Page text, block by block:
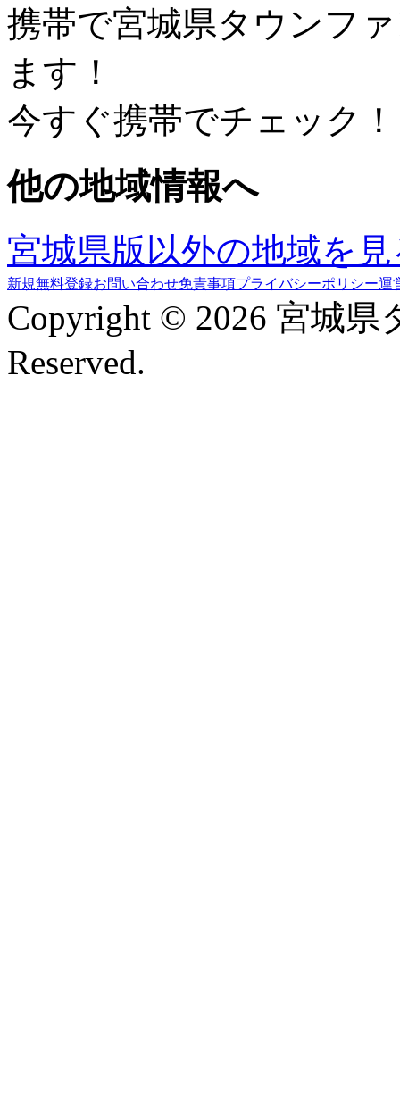
携帯で宮城県タウンフ
ます！
今すぐ携帯でチェック！
他の地域情報へ
宮城県版以外の地域を
新規無料登録お問い合わせ免責事項プライバシーポリシー運
Copyright © 2026 宮城
Reserved.